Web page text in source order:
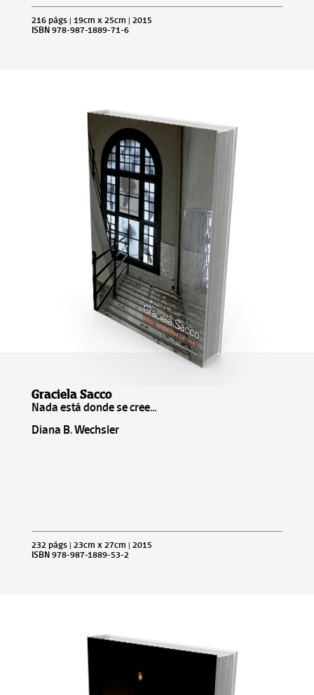
216 págs | 19cm x 25cm | 2015
ISBN 978-987-1889-71-6
Graciela Sacco
Nada está donde se cree...
Diana B. Wechsler
232 págs | 23cm x 27cm | 2015
ISBN 978-987-1889-53-2